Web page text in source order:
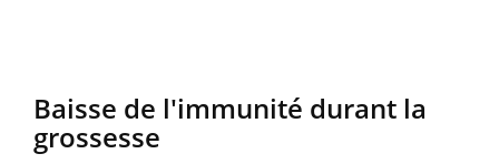
Baisse de l'immunité durant la
grossesse